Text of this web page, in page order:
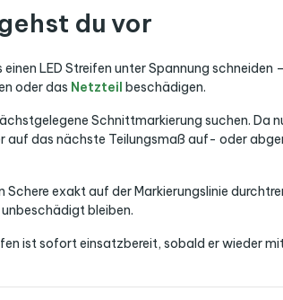
du vor
LED Streifen unter Spannung schneiden
oder das Netzteil beschädigen.
Schnittmarkierung suchen. Da
auf das nächste Teilungsmaß auf- oder
exakt auf der Markierungslinie
bleiben.
ist sofort einsatzbereit, sobald er wieder